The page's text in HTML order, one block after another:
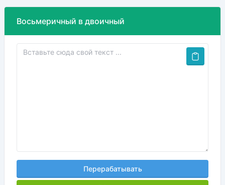
Восьмеричный в двоичный
Перерабатывать